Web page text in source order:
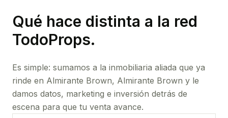
Qué hace distinta a la red
TodoProps.
Es simple: sumamos a la inmobiliaria aliada que ya
rinde en Almirante Brown, Almirante Brown y le
damos datos, marketing e inversión detrás de
escena para que tu venta avance.